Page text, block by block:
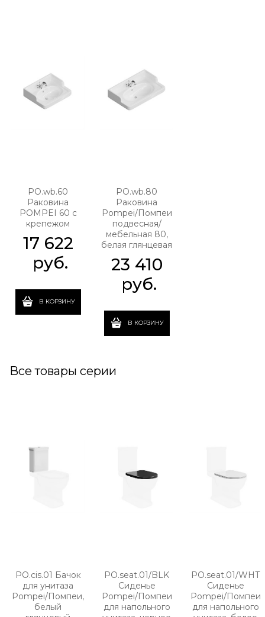
PO.wb.60
Раковина
POMPEI 60 с
крепежом
17 622
руб.
В КОРЗИНУ
PO.wb.80
Раковина
Pompei/Помпеи
подвесная/
мебельная 80,
белая глянцевая
23 410
руб.
В КОРЗИНУ
Все товары серии
PO.cis.01 Бачок
для унитаза
Pompei/Помпеи,
белый
PO.seat.01/BLK
Сиденье
Pompei/Помпеи
для напольного
PO.seat.01/WHT
Сиденье
Pompei/Помпеи
для напольного